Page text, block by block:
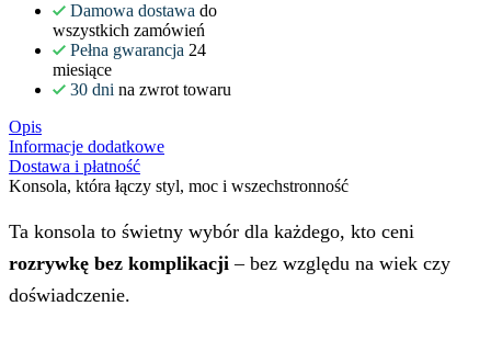
Damowa dostawa do
wszystkich zamówień
Pełna gwarancja 24
miesiące
30 dni na zwrot towaru
Opis
Informacje dodatkowe
Dostawa i płatność
Konsola, która łączy styl, moc i wszechstronność
Ta konsola to świetny wybór dla każdego, kto ceni
rozrywkę bez komplikacji – bez względu na wiek czy
doświadczenie.